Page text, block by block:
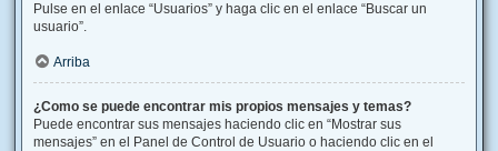
Pulse en el enlace “Usuarios” y haga clic en el enlace “Buscar un
usuario”.
Arriba
¿Como se puede encontrar mis propios mensajes y temas?
Puede encontrar sus mensajes haciendo clic en “Mostrar sus
mensajes” en el Panel de Control de Usuario o haciendo clic en el